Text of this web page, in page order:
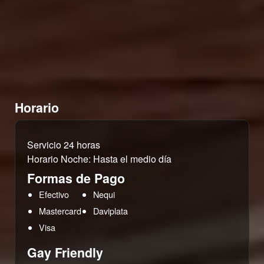
Horario
Servicio 24 horas
Horario Noche: Hasta el medio día
Formas de Pago
Efectivo
Mastercard
Visa
Nequi
Daviplata
Gay Friendly